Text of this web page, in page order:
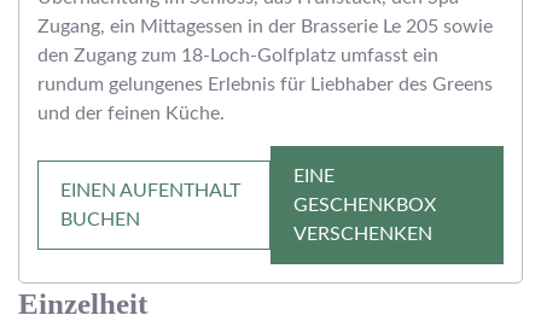
Zugang, ein Mittagessen in der Brasserie Le 205 sowie
den Zugang zum 18-Loch-Golfplatz umfasst ein
rundum gelungenes Erlebnis für Liebhaber des Greens
und der feinen Küche.
EINEN AUFENTHALT
BUCHEN
EINE
GESCHENKBOX
VERSCHENKEN
Einzelheit